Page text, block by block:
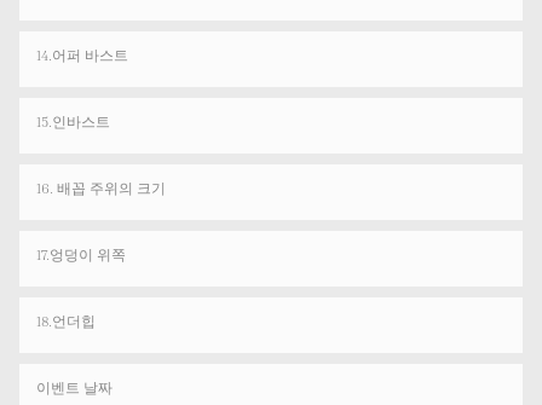
14.어퍼 바스트
15.인바스트
16. 배꼽 주위의 크기
17.엉덩이 위쪽
18.언더힙
이벤트 날짜